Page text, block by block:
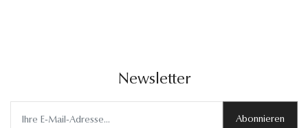
Newsletter
Abonnieren